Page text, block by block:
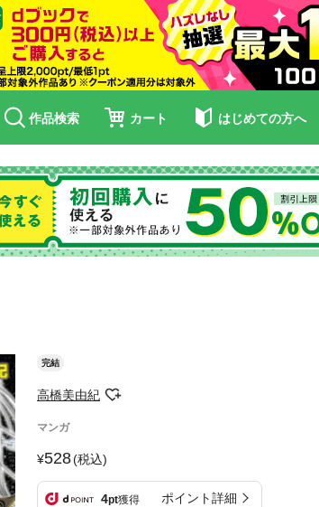
作品検索 カート はじめての方へ
完結
高橋美由紀
マンガ
528(税込)
4pt獲得 ポイント詳細